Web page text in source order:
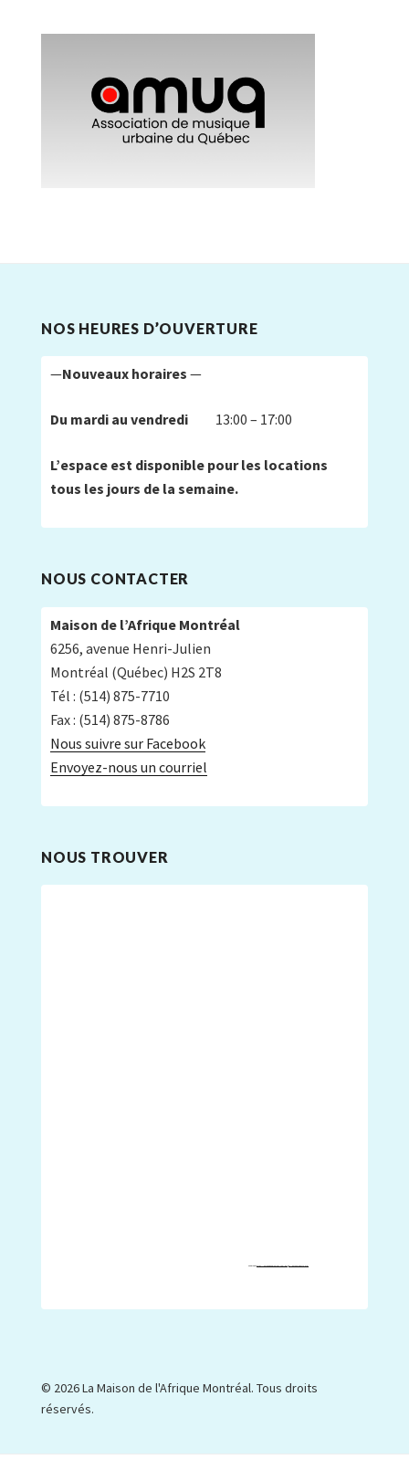
NOS HEURES D’OUVERTURE
—Nouveaux horaires —
Du mardi au vendredi 13:00 – 17:00
L’espace est disponible pour les locations
tous les jours de la semaine.
NOUS CONTACTER
Maison de l’Afrique Montréal
6256, avenue Henri-Julien
Montréal (Québec) H2S 2T8
Tél : (514) 875-7710
Fax : (514) 875-8786
Nous suivre sur Facebook
Envoyez-nous un courriel
NOUS TROUVER
Powered byhttps://embedgooglemaps.com/de/&w://botonmegusta.org/
© 2026 La Maison de l'Afrique Montréal. Tous droits
réservés.